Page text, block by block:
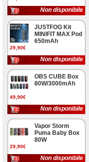
Non disponibile
29,90€
JUSTFOG Kit
MINIFIT MAX Pod
650mAh
Non disponibile
49,90€
OBS CUBE Box
80W/3000mAh
Non disponibile
29,90€
Vapor Storm
Puma Baby Box
80W
Non disponibile